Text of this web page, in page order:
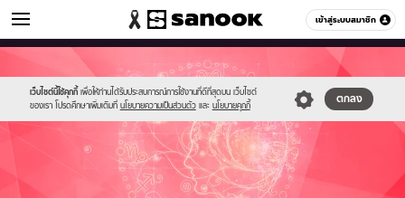
เข้าสู่ระบบสมาชิก
ดูดวง หมวดอื่นๆ
เว็บไซต์นี้ใช้คุกกี้ เพื่อให้ท่านได้รับประสบการณ์การใช้งานที่ดีที่สุดบน เว็บไซต์
ของเรา โปรดศึกษาเพิ่มเติมที่ นโยบายความเป็นส่วนตัว และ นโยบายคุกกี้
ตกลง
//s.isanook.com/sr/0/images/logo-
new-
sanook.png
//s.isanook.com/ho/0/ud/fxd/day/daily_sunday.png